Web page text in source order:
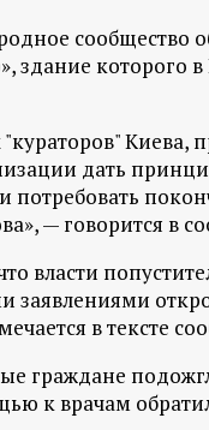
сообщество
здание которого
дать
потребовать
— говорится в
власти
заявлениями
в тексте
граждане
к врачам